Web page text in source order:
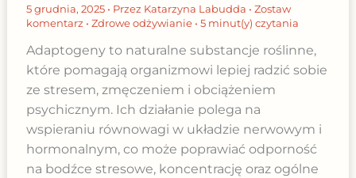
5 grudnia, 2025 • Przez Katarzyna Labudda • Zostaw
komentarz • Zdrowe odżywianie• 5 minut(y) czytania
Adaptogeny to naturalne substancje roślinne,
które pomagają organizmowi lepiej radzić sobie
ze stresem, zmęczeniem i obciążeniem
psychicznym. Ich działanie polega na
wspieraniu równowagi w układzie nerwowym i
hormonalnym, co może poprawiać odporność
na bodźce stresowe, koncentrację oraz ogólne